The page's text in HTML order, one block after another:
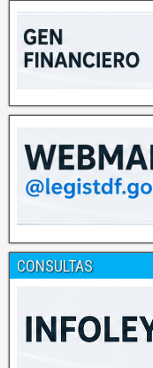
CONSULTAS